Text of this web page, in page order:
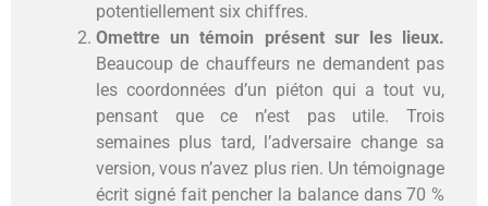
potentiellement six chiffres.
Omettre un témoin présent sur les lieux.
Beaucoup de chauffeurs ne demandent pas
les coordonnées d’un piéton qui a tout vu,
pensant que ce n’est pas utile. Trois
semaines plus tard, l’adversaire change sa
version, vous n’avez plus rien. Un témoignage
écrit signé fait pencher la balance dans 70 %